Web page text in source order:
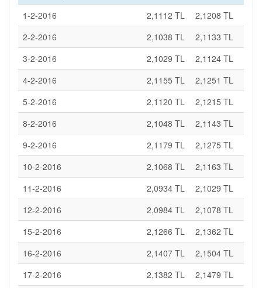
1-2-2016 2,1112 TL
2,1208 TL
2-2-2016
2,1038 TL
2,1133 TL
3-2-2016
2,1029 TL
2,1124 TL
4-2-2016
2,1155 TL
2,1251 TL
5-2-2016
2,1120 TL
2,1215 TL
8-2-2016
2,1048 TL
2,1143 TL
9-2-2016
2,1179 TL
2,1275 TL
10-2-2016
2,1068 TL
2,1163 TL
11-2-2016
2,0934 TL
2,1029 TL
12-2-2016
2,0984 TL
2,1078 TL
15-2-2016
2,1266 TL
2,1362 TL
16-2-2016
2,1407 TL
2,1504 TL
17-2-2016
2,1382 TL 2,1479 TL